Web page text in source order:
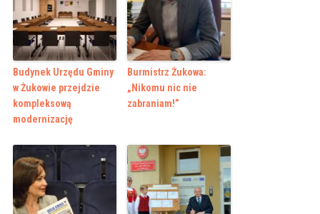
Budynek Urzędu Gminy
w Żukowie przejdzie
kompleksową
modernizację
Burmistrz Żukowa:
„Nikomu nic nie
zabraniam!”